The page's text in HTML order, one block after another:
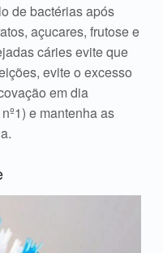
de bactérias após
açucares, frutose e
cáries evite que
evite o excesso
em dia
e mantenha as